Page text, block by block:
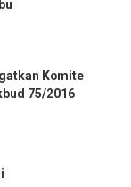
Komite
75/2016